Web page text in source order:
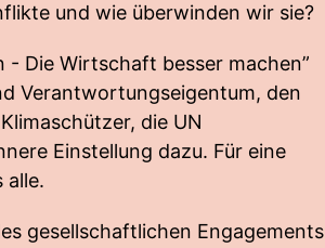
und wie überwinden wir sie?
- Die Wirtschaft besser machen”
Verantwortungseigentum, den
die UN
Einstellung dazu. Für eine
alle.
gesellschaftlichen Engagements